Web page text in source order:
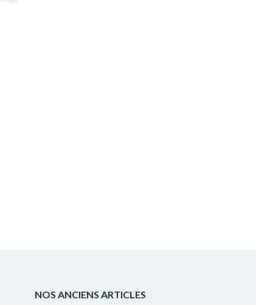
NOS ANCIENS ARTICLES